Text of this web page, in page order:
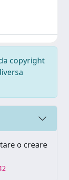
copyright
o creare